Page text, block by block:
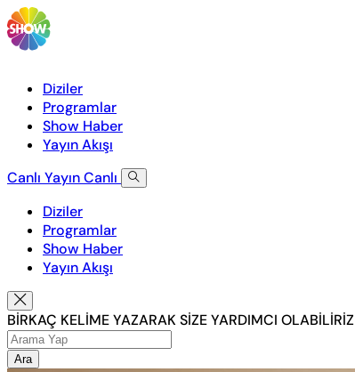
Diziler
Programlar
Show Haber
Yayın Akışı
Canlı YayınCanlı
Diziler
Programlar
Show Haber
Yayın Akışı
BİRKAÇ KELİME YAZARAK SİZE YARDIMCI OLABİLİRİZ
Ara